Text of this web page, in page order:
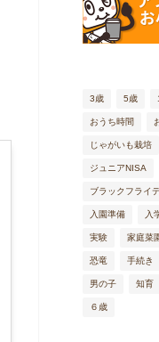
3歳 5歳
おうち時間
じゃがいも栽培
ジュニアNISA
ブラックフライ
入園準備 入
実験 家庭菜
恐竜 手続き
男の子 知育
６歳